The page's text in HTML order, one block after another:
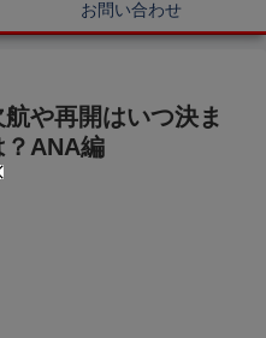
お問い合わせ
や再開はいつ決ま
？ANA編